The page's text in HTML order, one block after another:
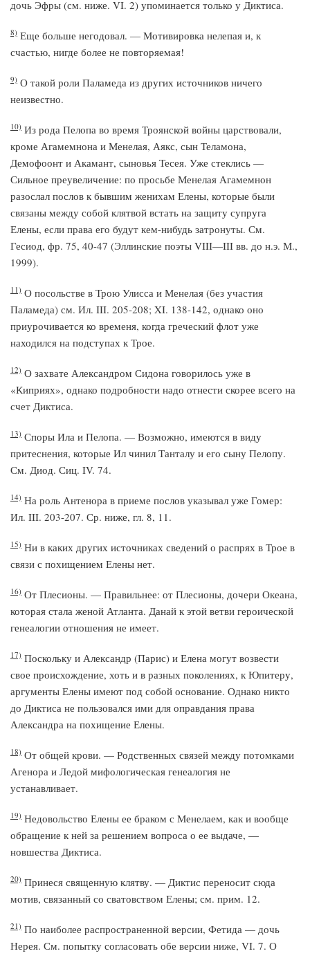
дочь Эфры (см. ниже. VI. 2) упоминается только у Диктиса.
8) Еще больше негодовал. — Мотивировка нелепая и, к
счастью, нигде более не повторяемая!
9) О такой роли Паламеда из других источников ничего
неизвестно.
10) Из рода Пелопа во время Троянской войны царствовали,
кроме Агамемнона и Менелая, Аякс, сын Теламона,
Демофоонт и Акамант, сыновья Тесея. Уже стеклись —
Сильное преувеличение: по просьбе Менелая Агамемнон
разослал послов к бывшим женихам Елены, которые были
связаны между собой клятвой встать на защиту супруга
Елены, если права его будут кем-нибудь затронуты. См.
Гесиод, фр. 75, 40-47 (Эллинские поэты VIII—III вв. до н.э. М.,
1999).
11) О посольстве в Трою Улисса и Менелая (без участия
Паламеда) см. Ил. III. 205-208; XI. 138-142, однако оно
приурочивается ко временя, когда греческий флот уже
находился на подступах к Трое.
12) О захвате Александром Сидона говорилось уже в
«Киприях», однако подробности надо отнести скорее всего на
счет Диктиса.
13) Споры Ила и Пелопа. — Возможно, имеются в виду
притеснения, которые Ил чинил Танталу и его сыну Пелопу.
См. Диод. Сиц. IV. 74.
14) На роль Антенора в приеме послов указывал уже Гомер:
Ил. III. 203-207. Ср. ниже, гл. 8, 11.
15) Ни в каких других источниках сведений о распрях в Трое в
связи с похищением Елены нет.
16) От Плесионы. — Правильнее: от Плесионы, дочери Океана,
которая стала женой Атланта. Данай к этой ветви героической
генеалогии отношения не имеет.
17) Поскольку и Александр (Парис) и Елена могут возвести
свое происхождение, хоть и в разных поколениях, к Юпитеру,
аргументы Елены имеют под собой основание. Однако никто
до Диктиса не пользовался ими для оправдания права
Александра на похищение Елены.
18) От общей крови. — Родственных связей между потомками
Агенора и Ледой мифологическая генеалогия не
устанавливает.
19) Недовольство Елены ее браком с Менелаем, как и вообще
обращение к ней за решением вопроса о ее выдаче, —
новшества Диктиса.
20) Принеся священную клятву. — Диктис переносит сюда
мотив, связанный со сватовством Елены; см. прим. 12.
21) По наиболее распространенной версии, Фетида — дочь
Нерея. См. попытку согласовать обе версии ниже, VI. 7. О